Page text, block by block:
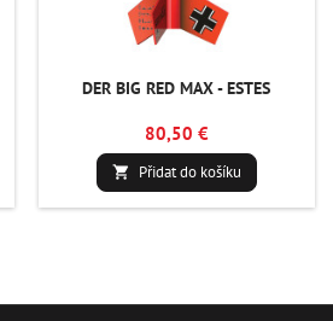
DER BIG RED MAX - ESTES
80,50 €
 Přidat do košíku